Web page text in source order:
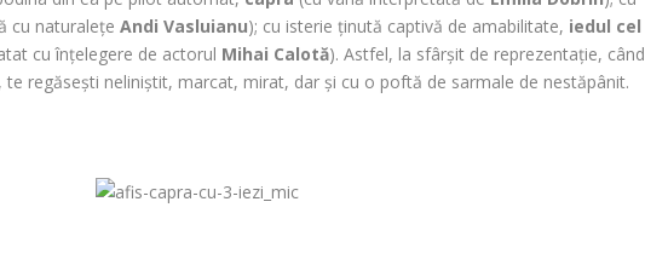
cu naturalețeAndi Vasluianu); cu isterie ținută captivă de amabilitate, iedul cel
cu înțelegere de actorul Mihai Calotă). Astfel, la sfârșit de reprezentație, când
te regăsești neliniștit, marcat, mirat, dar și cu o poftă de sarmale de nestăpânit.